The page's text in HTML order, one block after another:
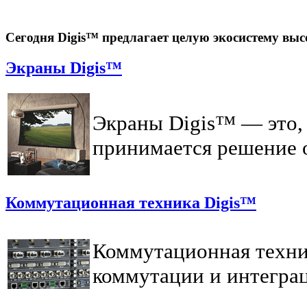
Сегодня Digis™ предлагает целую экосистему
Экраны Digis™
Экраны Digis™ — это,
принимается решение
Коммутационная техника Digis™
Коммутационная
коммутации и